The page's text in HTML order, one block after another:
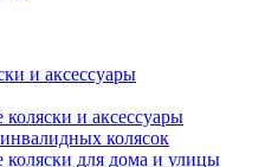
и аксессуары
и аксессуары
колясок
для дома и улицы